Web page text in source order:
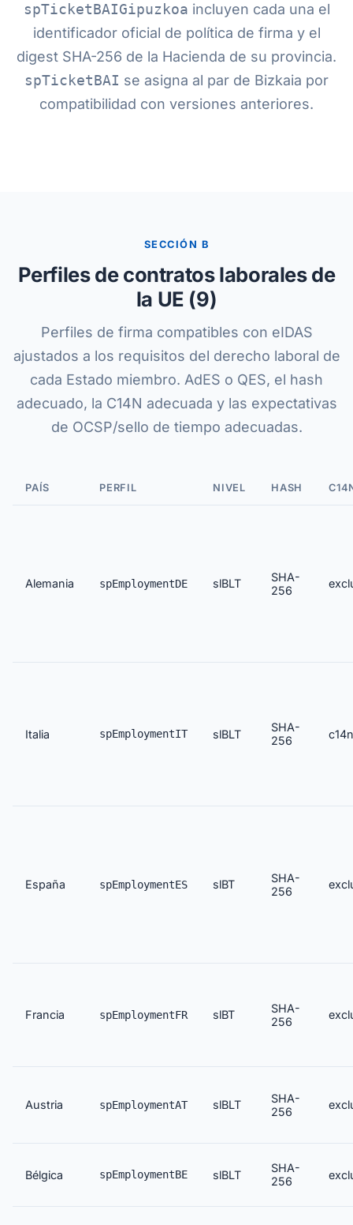
spTicketBAIGipuzkoa incluyen cada una el
identificador oficial de política de firma y el
digest SHA-256 de la Hacienda de su provincia.
spTicketBAI se asigna al par de Bizkaia por
compatibilidad con versiones anteriores.
SECCIÓN B
Perfiles de contratos laborales de
la UE (9)
Perfiles de firma compatibles con eIDAS
ajustados a los requisitos del derecho laboral de
cada Estado miembro. AdES o QES, el hash
adecuado, la C14N adecuada y las expectativas
de OCSP/sello de tiempo adecuadas.
PAÍS PERFIL NIVEL HASH
Alemania spEmploymentDE slBLT
SHA-
256
Italia spEmploymentIT slBLT
SHA-
256
España spEmploymentES slBT
SHA-
256
Francia spEmploymentFR slBT
SHA-
256
Austria spEmploymentAT slBLT
SHA-
256
Bélgica spEmploymentBE slBLT
SHA-
256